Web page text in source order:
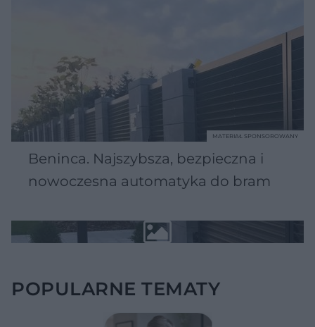
Beninca. Najszybsza, bezpieczna i
nowoczesna automatyka do bram
MATERIAŁ SPONSOROWANY
POPULARNE TEMATY